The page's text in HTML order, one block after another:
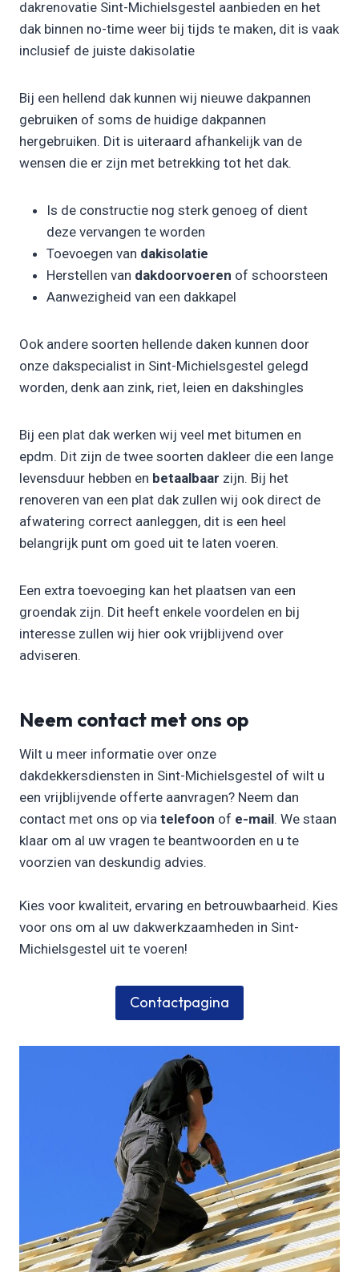
dakrenovatie Sint-Michielsgestel aanbieden en het
dak binnen no-time weer bij tijds te maken, dit is vaak
inclusief de juiste dakisolatie
Bij een hellend dak kunnen wij nieuwe dakpannen
gebruiken of soms de huidige dakpannen
hergebruiken. Dit is uiteraard afhankelijk van de
wensen die er zijn met betrekking tot het dak.
Is de constructie nog sterk genoeg of dient
deze vervangen te worden
Toevoegen van dakisolatie
Herstellen van dakdoorvoeren of schoorsteen
Aanwezigheid van een dakkapel
Ook andere soorten hellende daken kunnen door
onze dakspecialist in Sint-Michielsgestel gelegd
worden, denk aan zink, riet, leien en dakshingles
Bij een plat dak werken wij veel met bitumen en
epdm. Dit zijn de twee soorten dakleer die een lange
levensduur hebben en betaalbaar zijn. Bij het
renoveren van een plat dak zullen wij ook direct de
afwatering correct aanleggen, dit is een heel
belangrijk punt om goed uit te laten voeren.
Een extra toevoeging kan het plaatsen van een
groendak zijn. Dit heeft enkele voordelen en bij
interesse zullen wij hier ook vrijblijvend over
adviseren.
Neem contact met ons op
Wilt u meer informatie over onze
dakdekkersdiensten in Sint-Michielsgestel of wilt u
een vrijblijvende offerte aanvragen? Neem dan
contact met ons op via telefoon of e-mail. We staan
klaar om al uw vragen te beantwoorden en u te
voorzien van deskundig advies.
Kies voor kwaliteit, ervaring en betrouwbaarheid. Kies
voor ons om al uw dakwerkzaamheden in Sint-
Michielsgestel uit te voeren!
Contactpagina